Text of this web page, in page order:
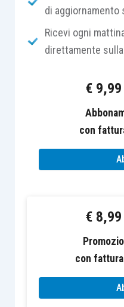
Con riguardo al
disomogeneità è
articolo 84
perditenel
delle
comunque
contempo,
principale in
realizzate,
di
Ricevi ogni
direttamente
€ 9,99
con
€ 8,99
con